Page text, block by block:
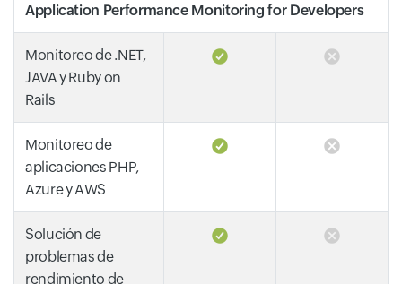
Application Performance Monitoring for Developers
Monitoreo de .NET,
JAVA y Ruby on
Rails
Monitoreo de
aplicaciones PHP,
Azure y AWS
Solución de
problemas de
rendimiento de